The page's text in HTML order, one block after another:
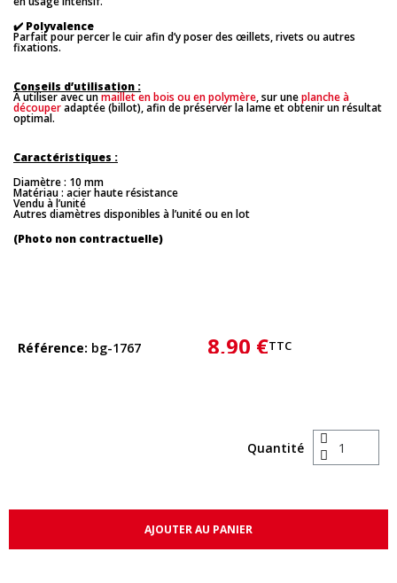
✔️ Polyvalence
Parfait pour percer le cuir afin d’y poser des œillets, rivets ou autres
fixations.
Conseils d’utilisation :
À utiliser avec unmaillet en bois ou en polymère, sur uneplanche à
découperadaptée (billot), afin de préserver la lame et obtenir un résultat
optimal.
Caractéristiques :
Diamètre : 10 mm
Matériau : acier haute résistance
Vendu à l’unité
Autres diamètres disponibles à l’unité ou en lot
(Photo non contractuelle)
Référence bg-1767 8,90 €TTC
Quantité
AJOUTER AU PANIER